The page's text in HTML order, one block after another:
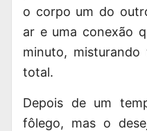
o corpo um do
ar e uma conexão
minuto,
total.
Depois de um
fôlego, mas o